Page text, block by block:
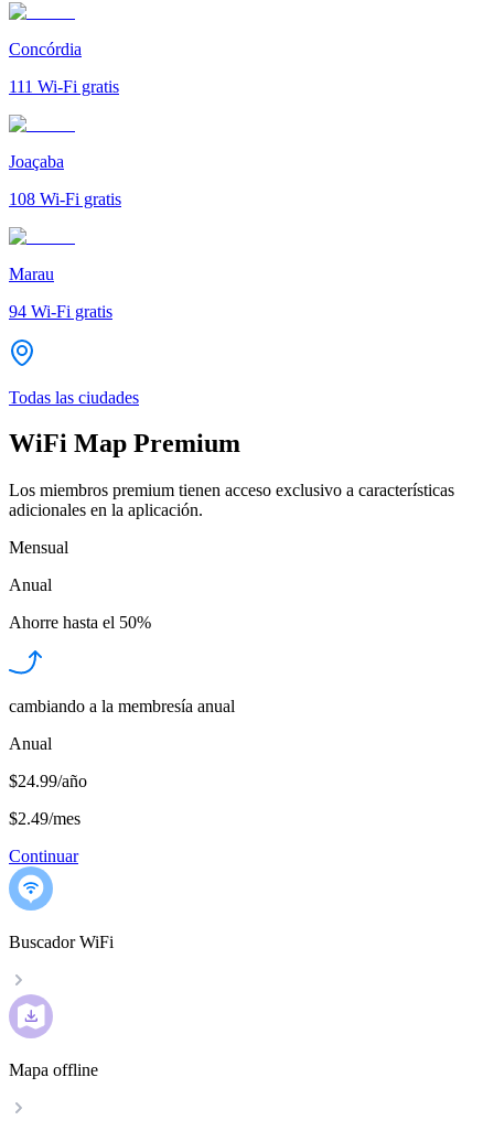
Concórdia
111 Wi-Fi gratis
Joaçaba
108 Wi-Fi gratis
Marau
94 Wi-Fi gratis
Todas las ciudades
WiFi Map Premium
Los miembros premium tienen acceso exclusivo a características
adicionales en la aplicación.
Mensual
Anual
Ahorre hasta el 50%
cambiando a la membresía anual
Anual
$24.99/año
$2.49/mes
Continuar
Buscador WiFi
Mapa offline